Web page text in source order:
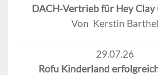
DACH-Vertrieb für Hey Clay
Von Kerstin Barthel
29.07.26
Rofu Kinderland